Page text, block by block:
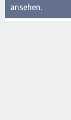
ansehen.